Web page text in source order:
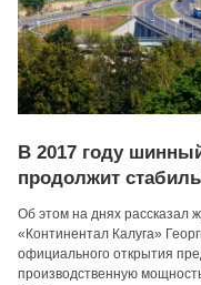
В 2017 году
продолжит
Об этом на днях рассказал
«Континентал Калуга»
официального открытия
производственную